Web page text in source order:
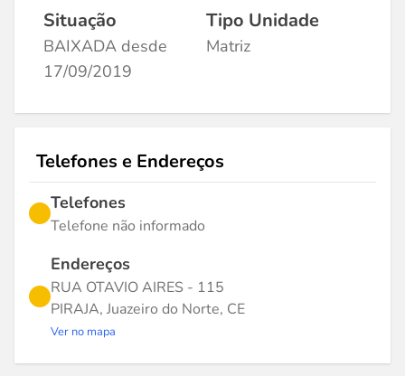
Situação
BAIXADA desde
17/09/2019
Tipo Unidade
Matriz
Telefones e Endereços
Telefones
Telefone não informado
Endereços
RUA OTAVIO AIRES - 115
PIRAJA, Juazeiro do Norte, CE
Ver no mapa